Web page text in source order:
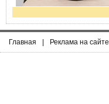
Главная | Реклама на сайте